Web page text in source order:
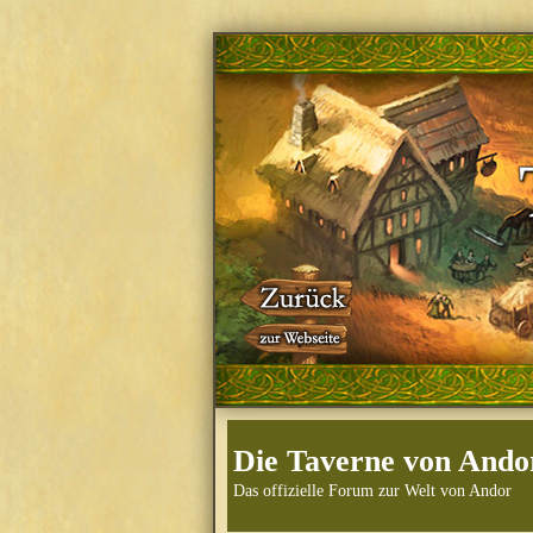
Die Taverne von
Das offizielle Forum zur Welt von Andor